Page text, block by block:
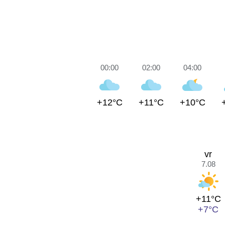
00:00
+12°C
02:00
+11°C
04:00
+10°C
vr
7.08
+11°C
+7°C